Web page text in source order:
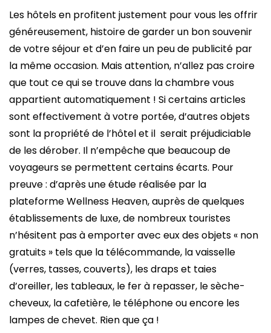
Les hôtels en profitent justement pour vous les offrir
généreusement, histoire de garder un bon souvenir
de votre séjour et d’en faire un peu de publicité par
la même occasion. Mais attention, n’allez pas croire
que tout ce qui se trouve dans la chambre vous
appartient automatiquement ! Si certains articles
sont effectivement à votre portée, d’autres objets
sont la propriété de l’hôtel et il serait préjudiciable
de les dérober. Il n’empêche que beaucoup de
voyageurs se permettent certains écarts. Pour
preuve : d’après une étude réalisée par la
plateforme Wellness Heaven, auprès de quelques
établissements de luxe, de nombreux touristes
n’hésitent pas à emporter avec eux des objets « non
gratuits » tels que la télécommande, la vaisselle
(verres, tasses, couverts), les draps et taies
d’oreiller, les tableaux, le fer à repasser, le sèche-
cheveux, la cafetière, le téléphone ou encore les
lampes de chevet. Rien que ça !